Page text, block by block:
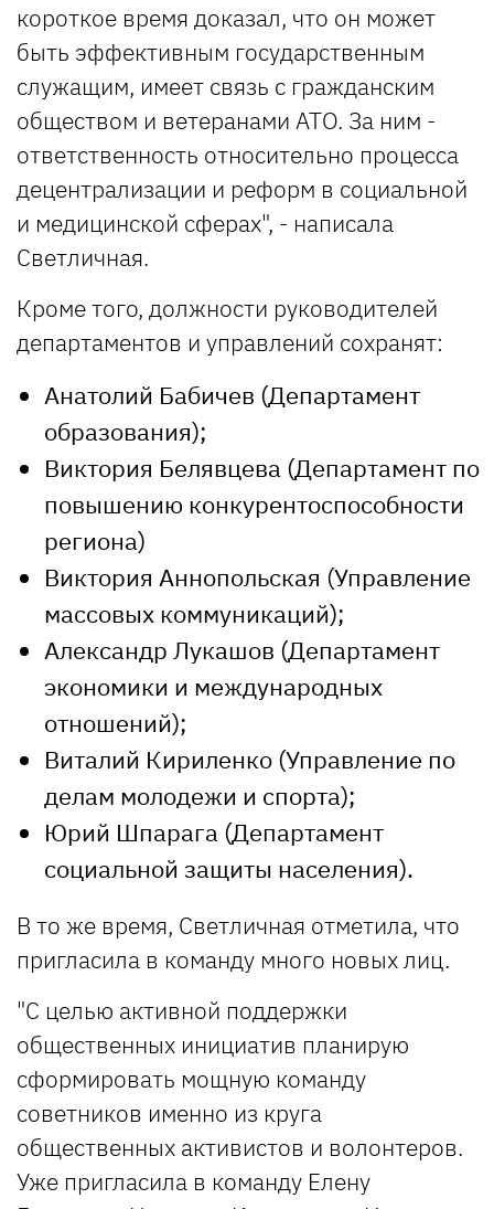
короткое время доказал, что он может
быть эффективным государственным
служащим, имеет связь с гражданским
обществом и ветеранами АТО. За ним -
ответственность относительно процесса
децентрализации и реформ в социальной
и медицинской сферах", - написала
Светличная.
Кроме того, должности руководителей
департаментов и управлений сохранят:
Анатолий Бабичев (Департамент
образования);
Виктория Белявцева (Департамент по
повышению конкурентоспособности
региона)
Виктория Аннопольская (Управление
массовых коммуникаций);
Александр Лукашов (Департамент
экономики и международных
отношений);
Виталий Кириленко (Управление по
делам молодежи и спорта);
Юрий Шпарага (Департамент
социальной защиты населения).
В то же время, Светличная отметила, что
пригласила в команду много новых лиц.
"С целью активной поддержки
общественных инициатив планирую
сформировать мощную команду
советников именно из круга
общественных активистов и волонтеров.
Уже пригласила в команду Елену